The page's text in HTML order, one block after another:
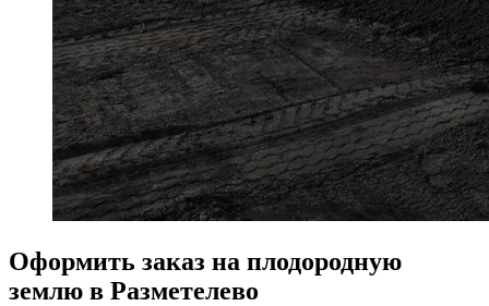
Оформить заказ на плодородную
землю в Разметелево